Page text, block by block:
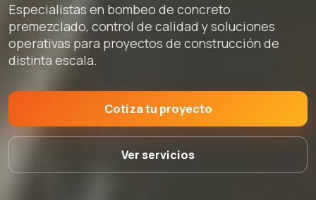
Especialistas en bombeo de concreto
premezclado, control de calidad y soluciones
operativas para proyectos de construcción de
distinta escala.
Cotiza tu proyecto
Ver servicios